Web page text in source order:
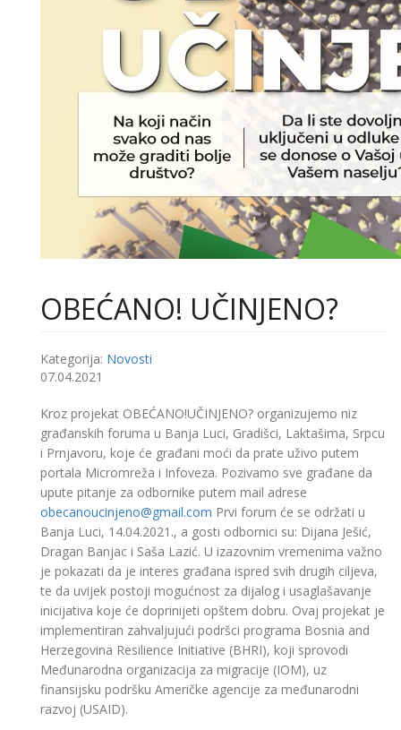
OBEĆANO! UČINJENO?
Kategorija: Novosti
07.04.2021
Kroz projekat OBEĆANO!UČINJENO? organizujemo niz
građanskih foruma u Banja Luci, Gradišci, Laktašima, Srpcu
i Prnjavoru, koje će građani moći da prate uživo putem
portala Micromreža i Infoveza. Pozivamo sve građane da
upute pitanje za odbornike putem mail adrese
obecanoucinjeno@gmail.com Prvi forum će se održati u
Banja Luci, 14.04.2021., a gosti odbornici su: Dijana Ješić,
Dragan Banjac i Saša Lazić. U izazovnim vremenima važno
je pokazati da je interes građana ispred svih drugih ciljeva,
te da uvijek postoji mogućnost za dijalog i usaglašavanje
inicijativa koje će doprinijeti opštem dobru. Ovaj projekat je
implementiran zahvaljujući podršci programa Bosnia and
Herzegovina Resilience Initiative (BHRI), koji sprovodi
Međunarodna organizacija za migracije (IOM), uz
finansijsku podršku Američke agencije za međunarodni
razvoj (USAID).